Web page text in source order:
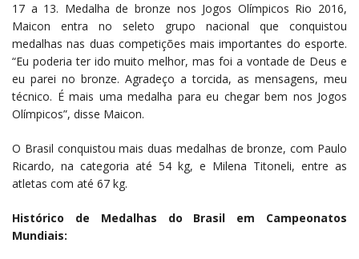
17 a 13. Medalha de bronze nos Jogos Olímpicos Rio 2016,
Maicon entra no seleto grupo nacional que conquistou
medalhas nas duas competições mais importantes do esporte.
“Eu poderia ter ido muito melhor, mas foi a vontade de Deus e
eu parei no bronze. Agradeço a torcida, as mensagens, meu
técnico. É mais uma medalha para eu chegar bem nos Jogos
Olímpicos”, disse Maicon.
O Brasil conquistou mais duas medalhas de bronze, com Paulo
Ricardo, na categoria até 54 kg, e Milena Titoneli, entre as
atletas com até 67 kg.
Histórico de Medalhas do Brasil em Campeonatos
Mundiais: